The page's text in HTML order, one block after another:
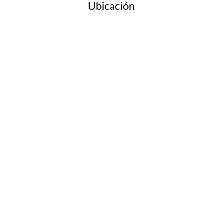
Ubicación